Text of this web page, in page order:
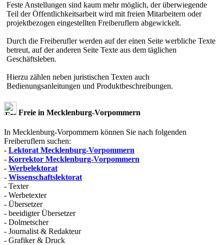
Feste Anstellungen sind kaum mehr möglich, der überwiegende
Teil der Öffentlichkeitsarbeit wird mit freien Mitarbeitern oder
projektbezogen eingestellten Freiberuflern abgewickelt.
Durch die Freiberufler werden auf der einen Seite werbliche Texte
betreut, auf der anderen Seite Texte aus dem täglichen
Geschäftsleben.
Hierzu zählen neben juristischen Texten auch
Bedienungsanleitungen und Produktbeschreibungen.
Freie in Mecklenburg-Vorpommern
In Mecklenburg-Vorpommern können Sie nach folgenden
Freiberuflern suchen:
- Lektorat Mecklenburg-Vorpommern
- Korrektor Mecklenburg-Vorpommern
- Werbelektorat
- Wissenschaftslektorat
- Texter
- Werbetexter
- Übersetzer
- beeidigter Übersetzer
- Dolmetscher
- Journalist & Redakteur
- Grafiker & Druck